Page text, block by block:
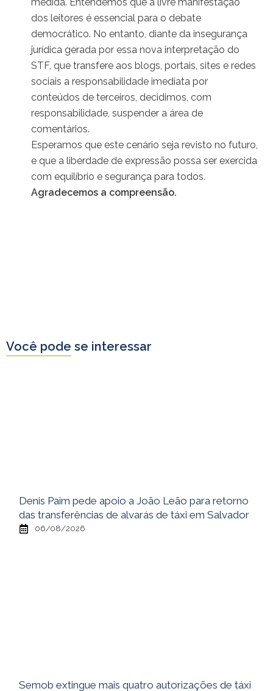
dos leitores é essencial para o debate
democrático. No entanto, diante da insegurança
jurídica gerada por essa nova interpretação do
STF, que transfere aos blogs, portais, sites e redes
sociais a responsabilidade imediata por
conteúdos de terceiros, decidimos, com
responsabilidade, suspender a área de
comentários.
Esperamos que este cenário seja revisto no futuro,
e que a liberdade de expressão possa ser exercida
com equilíbrio e segurança para todos.
Agradecemos a compreensão.
Você pode se interessar
Denis Paim pede apoio a João Leão para retorno
das transferências de alvarás de táxi em Salvador
06/08/2026
Semob extingue mais quatro autorizações de táxi